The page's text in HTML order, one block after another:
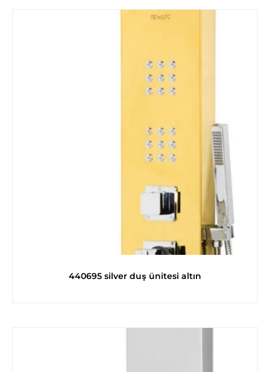
440695 silver duş ünitesi altın